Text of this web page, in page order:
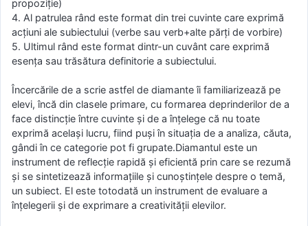
propoziţie)
4. Al patrulea rând este format din trei cuvinte care exprimă
acţiuni ale subiectului (verbe sau verb+alte părţi de vorbire)
5. Ultimul rând este format dintr-un cuvânt care exprimă
esenţa sau trăsătura definitorie a subiectului.
Încercările de a scrie astfel de diamante îi familiarizează pe
elevi, încă din clasele primare, cu formarea deprinderilor de a
face distincţie între cuvinte şi de a înţelege că nu toate
exprimă acelaşi lucru, fiind puşi în situaţia de a analiza, căuta,
gândi în ce categorie pot fi grupate.Diamantul este un
instrument de reflecţie rapidă şi eficientă prin care se rezumă
şi se sintetizează informaţiile şi cunoştinţele despre o temă,
un subiect. El este totodată un instrument de evaluare a
înţelegerii şi de exprimare a creativităţii elevilor.